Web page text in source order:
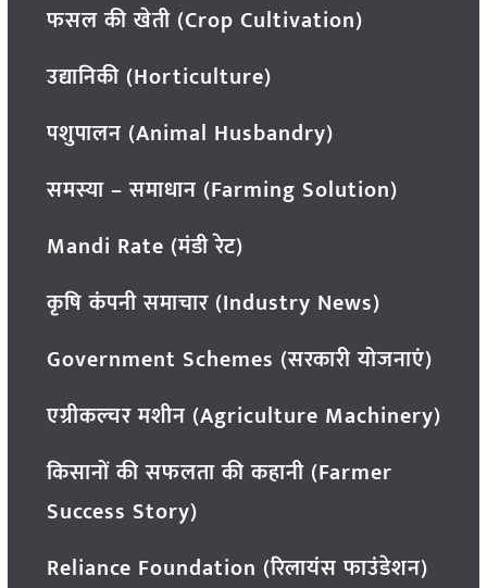
फसल की खेती (Crop Cultivation)
उद्यानिकी (Horticulture)
पशुपालन (Animal Husbandry)
समस्या – समाधान (Farming Solution)
Mandi Rate (मंडी रेट)
कृषि कंपनी समाचार (Industry News)
Government Schemes (सरकारी योजनाएं)
एग्रीकल्चर मशीन (Agriculture Machinery)
किसानों की सफलता की कहानी (Farmer
Success Story)
Reliance Foundation (रिलायंस फाउंडेशन)